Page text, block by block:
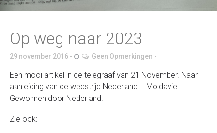
Op weg naar 2023
29 november 2016 Geen Opmerkingen
Een mooi artikel in de telegraaf van 21 November. Naar
aanleiding van de wedstrijd Nederland – Moldavie.
Gewonnen door Nederland!
Zie ook: